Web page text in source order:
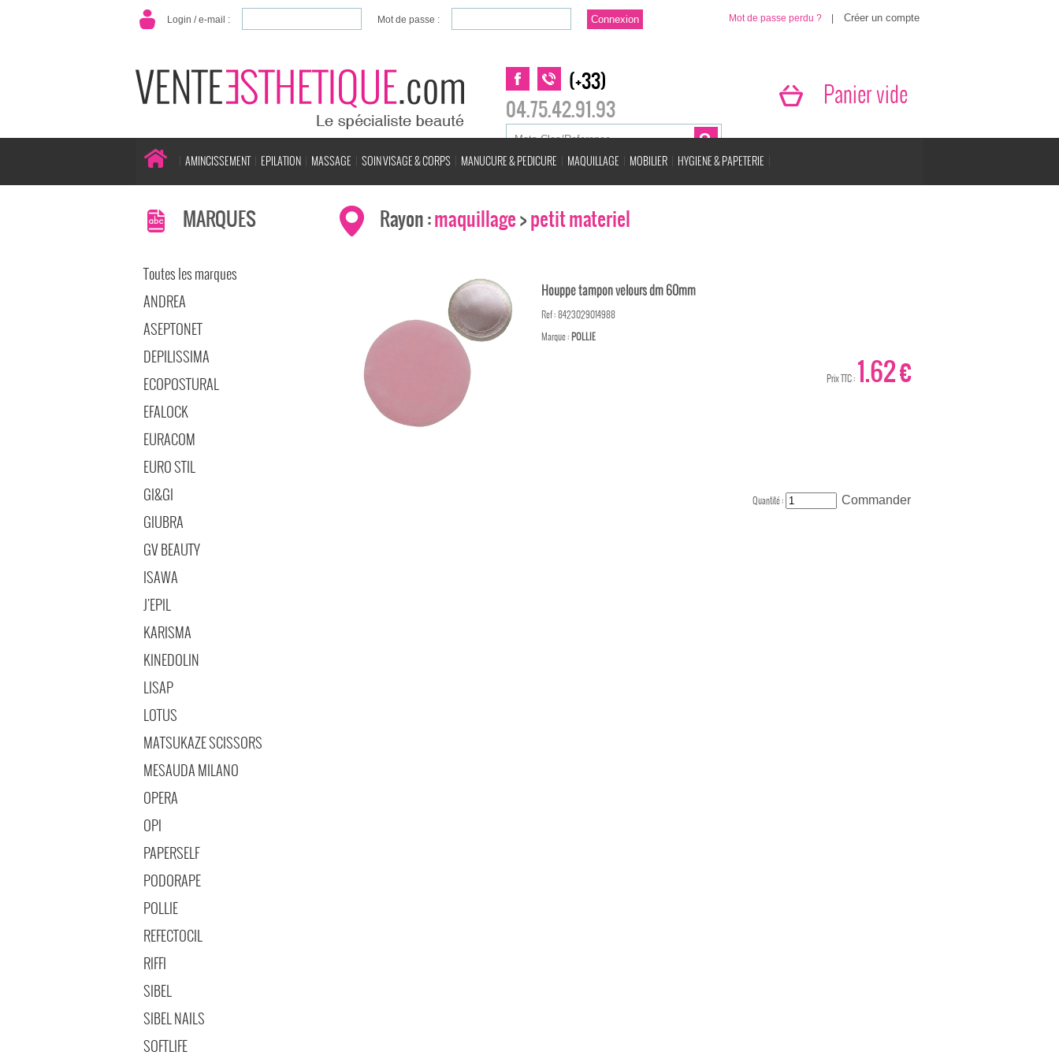
Login / e-mail : Mot de passe : Mot de passe perdu ?
(+33)
04.75.42.91.93
Panier vide
AMINCISSEMENT EPILATION MASSAGE SOIN VISAGE & CORPS MANUCURE & PEDICURE MAQUILLAGE MOBILIER HYGIENE & PAPETERIE
MARQUES
Toutes les marques
ANDREA
ASEPTONET
DEPILISSIMA
ECOPOSTURAL
EFALOCK
EURACOM
EURO STIL
GI&GI
GIUBRA
GV BEAUTY
ISAWA
J'EPIL
KARISMA
KINEDOLIN
LISAP
LOTUS
MATSUKAZE SCISSORS
MESAUDA MILANO
OPERA
OPI
PAPERSELF
PODORAPE
POLLIE
REFECTOCIL
RIFFI
SIBEL
SIBEL NAILS
SOFTLIFE
Rayon :maquillage>petit materiel
Houppe tampon velours dm 60mm
Ref : 8423029014988
Marque : POLLIE
Prix TTC : 1.62 €
Quantité :